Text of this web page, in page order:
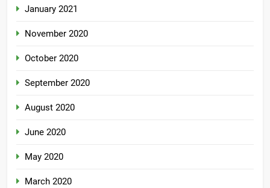
January 2021
November 2020
October 2020
September 2020
August 2020
June 2020
May 2020
March 2020